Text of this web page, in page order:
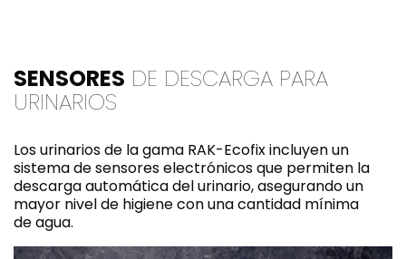
SENSORES DE DESCARGA PARA
URINARIOS
Los urinarios de la gama RAK-Ecofix incluyen un
sistema de sensores electrónicos que permiten la
descarga automática del urinario, asegurando un
mayor nivel de higiene con una cantidad mínima
de agua.